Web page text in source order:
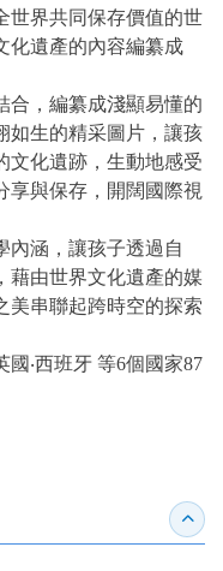
世界共同保存價值的世
化遺產的內容編纂成
合，編纂成淺顯易懂的
如生的精采圖片，讓孩
文化遺跡，生動地感受
享與保存，開闊國際視
內涵，讓孩子透過自
藉由世界文化遺產的媒
美串聯起跨時空的探索
國‧西班牙 等6個國家87
收合